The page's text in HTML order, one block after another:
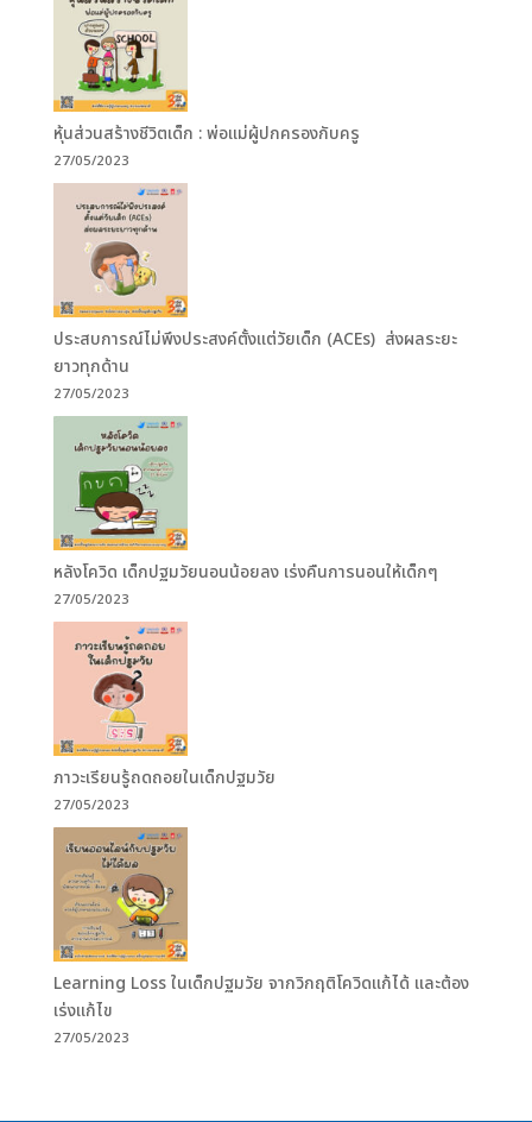
หุ้นส่วนสร้างชีวิตเด็ก : พ่อแม่ผู้ปกครองกับครู
27/05/2023
ประสบการณ์ไม่พึงประสงค์ตั้งแต่วัยเด็ก (ACEs) ส่งผลระยะ
ยาวทุกด้าน
27/05/2023
หลังโควิด เด็กปฐมวัยนอนน้อยลง เร่งคืนการนอนให้เด็กๆ
27/05/2023
ภาวะเรียนรู้ถดถอยในเด็กปฐมวัย
27/05/2023
Learning Loss ในเด็กปฐมวัย จากวิกฤติโควิดแก้ได้ และต้อง
เร่งแก้ไข
27/05/2023